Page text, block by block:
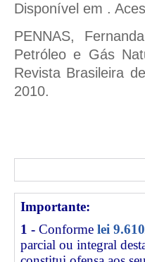
Disponível em .
PENNAS,
Petróleo e Gás
Revista Brasileira
2010.
Importante:
1 - Conforme lei
parcial ou integral